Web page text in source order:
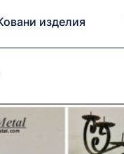
изделия